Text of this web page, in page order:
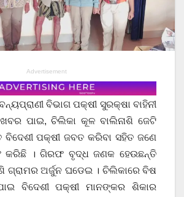
Advertisement
ବିଭାଗ ପକ୍ଷୀ ସୁରକ୍ଷା ବାହିନୀ
ପାଇ, ଚିଲିକା କୂଳ ବାଲିନାଶି ଜେଟି
ପକ୍ଷୀ ଜବତ କରିବା ସହିତ ଜଣେ
। ଗିରଫ ବୃଦ୍ଧ ଜଣକ ହେଉଛନ୍ତି
ଗ୍ରାମର ଅର୍ଜୁନ ଘଡେଇ । ଚିଲିକାରେ ବିଷ
ବିଦେଶୀ ପକ୍ଷୀ ମାନଙ୍କର ଶିକାର